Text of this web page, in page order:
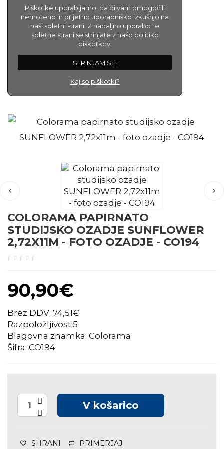
Piškotke uporabljamo, da bi vam omogočili
nemoteno in prijetno uporabniško izkušnjo na
naši spletni strani. Z nadaljno uporabo te
spletne strani se strinjate z našo politiko
piškotkov.
STRINJAM SE!
Kaj so piškotki?
COLORAMA PAPIRNATO
STUDIJSKO OZADJE SUNFLOWER
2,72X11M - FOTO OZADJE - CO194
90,90€
Brez DDV: 74,51€
Razpoložljivost:5
Blagovna znamka: Colorama
Šifra: CO194
V košarico
SHRANI PRIMERJAJ